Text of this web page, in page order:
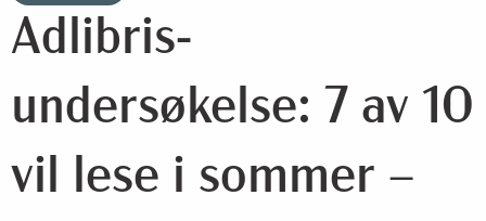
Adlibris-
undersøkelse: 7 av 10
vil lese i sommer –